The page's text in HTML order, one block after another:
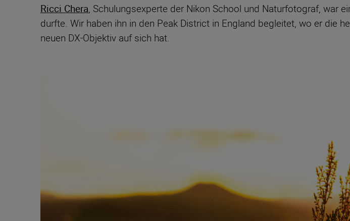
Ricci Chera, Schulungsexperte der Nikon School und Naturfotograf, war
durfte. Wir haben ihn in den Peak District in England begleitet, wo er die
neuen DX-Objektiv auf sich hat.